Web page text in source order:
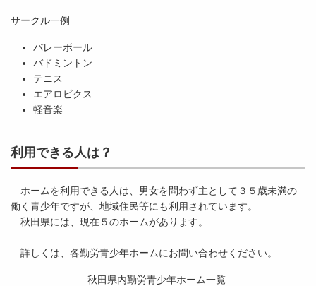
サークル一例
バレーボール
バドミントン
テニス
エアロビクス
軽音楽
利用できる人は？
ホームを利用できる人は、男女を問わず主として３５歳未満の
働く青少年ですが、地域住民等にも利用されています。
秋田県には、現在５のホームがあります。
詳しくは、各勤労青少年ホームにお問い合わせください。
秋田県内勤労青少年ホーム一覧